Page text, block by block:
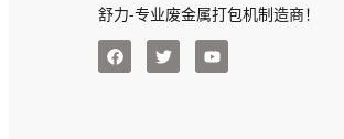
舒力-专业废金属打包机制造商！